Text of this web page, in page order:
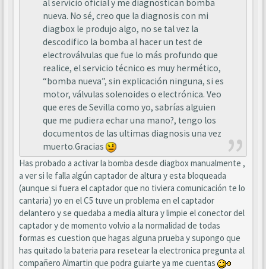
al servicio oficial y me diagnostican bomba
nueva. No sé, creo que la diagnosis con mi
diagbox le produjo algo, no se tal vez la
descodifico la bomba al hacer un test de
electroválvulas que fue lo más profundo que
realice, el servicio técnico es muy hermético,
“bomba nueva”, sin explicación ninguna, si es
motor, válvulas solenoides o electrónica. Veo
que eres de Sevilla como yo, sabrías alguien
que me pudiera echar una mano?, tengo los
documentos de las ultimas diagnosis una vez
muerto.Gracias
Has probado a activar la bomba desde diagbox manualmente ,
a ver si le falla algún captador de altura y esta bloqueada
(aunque si fuera el captador que no tiviera comunicación te lo
cantaria) yo en el C5 tuve un problema en el captador
delantero y se quedaba a media altura y limpie el conector del
captador y de momento volvio a la normalidad de todas
formas es cuestion que hagas alguna prueba y supongo que
has quitado la bateria para resetear la electronica pregunta al
compañero Almartin que podra guiarte ya me cuentas